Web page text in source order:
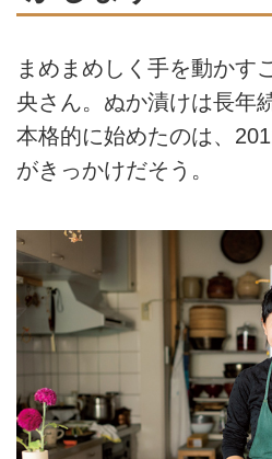
まめまめしく手を動かす
央さん。ぬか漬けは長年
本格的に始めたのは、
がきっかけだそう。